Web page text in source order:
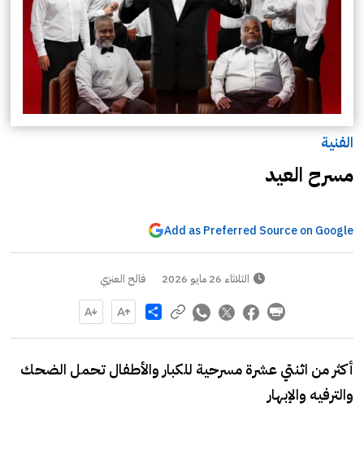
الفنية
مسرح العيد
Add as Preferred Source on Google
الثلاثاء 26 مايو 2026 فالح العنزي
Share
أكثر من اثنتي عشرة مسرحية للكبار والأطفال تحمل الضحك
والترفيه والإبهار